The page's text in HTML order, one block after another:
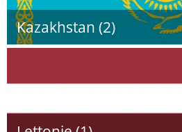
Kazakhstan (2)